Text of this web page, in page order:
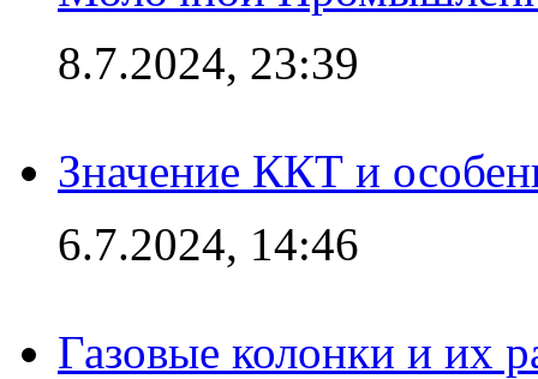
8.7.2024, 23:39
Значение ККТ и
6.7.2024, 14:46
Газовые колонки и их